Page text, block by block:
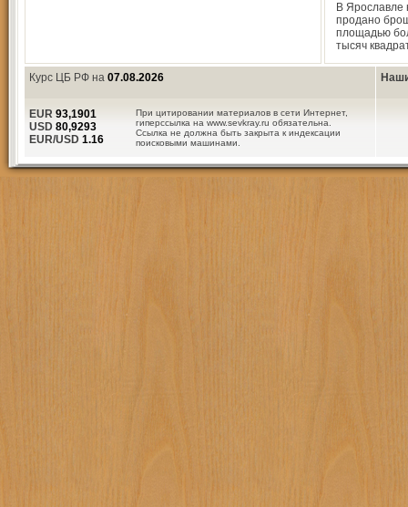
В Ярославле
продано
площадью
тысяч
Курс ЦБ РФ на 07.08.2026
При цитировании материалов в сети Интернет,
гиперссылка на www.sevkray.ru обязательна.
Ссылка не должна быть закрыта к индексации
поисковыми машинами.
EUR 93,1901
USD 80,9293
EUR/USD 1.16